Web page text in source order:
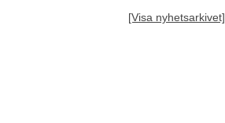
[Visa nyhetsarkivet]